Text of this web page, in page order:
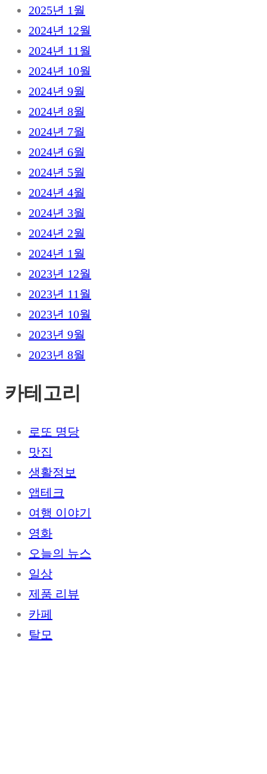
2025년 1월
2024년 12월
2024년 11월
2024년 10월
2024년 9월
2024년 8월
2024년 7월
2024년 6월
2024년 5월
2024년 4월
2024년 3월
2024년 2월
2024년 1월
2023년 12월
2023년 11월
2023년 10월
2023년 9월
2023년 8월
카테고리
로또 명당
맛집
생활정보
앱테크
여행 이야기
영화
오늘의 뉴스
일상
제품 리뷰
카페
탈모